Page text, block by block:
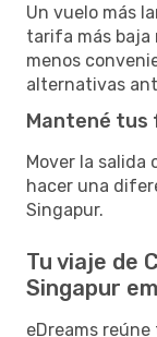
Un vuelo más
tarifa más baja
menos
alternativas
Mantené tus
Mover la salida
hacer una
Singapur.
Tu viaje de
Singapur
eDreams reúne